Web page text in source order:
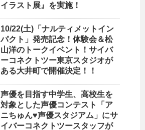
イラスト展』を実施！
10/22(土)「ナルティメットイン
パクト」発売記念！体験会＆松
山洋のトークイベント！サイバ
ーコネクトツー東京スタジオが
ある大井町で開催決定！！
声優を目指す中学生、高校生を
対象とした声優コンテスト「ア
ニちゅん♥声優スタジアム」にサ
イバーコネクトツースタッフが